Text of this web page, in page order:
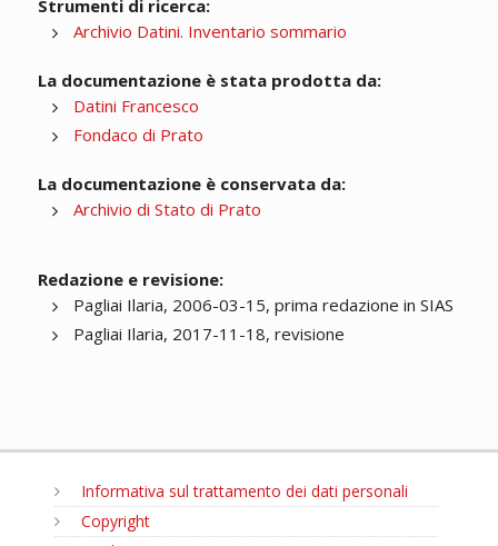
Strumenti di ricerca:
Archivio Datini. Inventario sommario
La documentazione è stata prodotta da:
Datini Francesco
Fondaco di Prato
La documentazione è conservata da:
Archivio di Stato di Prato
Redazione e revisione:
Pagliai Ilaria, 2006-03-15, prima redazione in SIAS
Pagliai Ilaria, 2017-11-18, revisione
Informativa sul trattamento dei dati personali
Copyright